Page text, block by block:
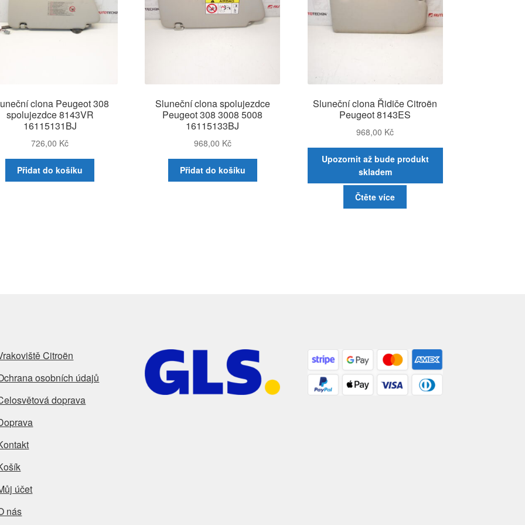
clona Peugeot 308
spolujezdce 8143VR
16115131BJ
726,00 Kč
Přidat do košíku
Sluneční clona spolujezdce
Peugeot 308 3008 5008
16115133BJ
968,00 Kč
Přidat do košíku
Sluneční clona Řidiče Citroën
Peugeot 8143ES
968,00 Kč
Upozornit až bude produkt
skladem
Čtěte více
Citroën
osobních údajů
doprava
účet
nás